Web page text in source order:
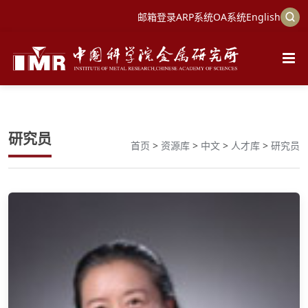
邮箱登录ARP系统OA系统English
研究员 首页 > 资源库 > 中文 > 人才库 > 研究员